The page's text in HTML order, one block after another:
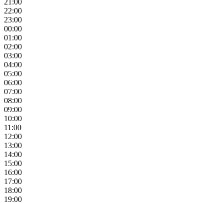
21:00
22:00
23:00
00:00
01:00
02:00
03:00
04:00
05:00
06:00
07:00
08:00
09:00
10:00
11:00
12:00
13:00
14:00
15:00
16:00
17:00
18:00
19:00